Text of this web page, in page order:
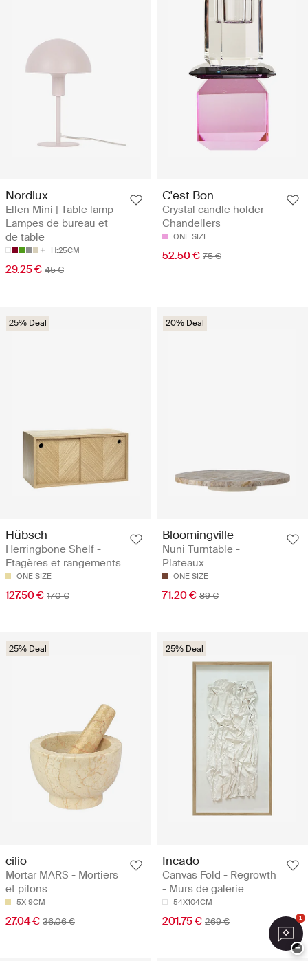
Nordlux
Ellen Mini | Table lamp -
Lampes de bureau et
de table
H:25CM
29.25 € 45 €
C'est Bon
Crystal candle holder -
Chandeliers
ONE SIZE
52.50 € 75 €
25% Deal
Hübsch
Herringbone Shelf -
Etagères et rangements
ONE SIZE
127.50 € 170 €
20% Deal
Bloomingville
Nuni Turntable -
Plateaux
ONE SIZE
71.20 € 89 €
25% Deal
cilio
Mortar MARS - Mortiers
et pilons
5X 9CM
27.04 € 36.06 €
25% Deal
Incado
Canvas Fold - Regrowth
- Murs de galerie
54X104CM
201.75 € 269 € 1
−